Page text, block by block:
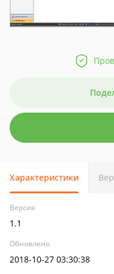
Характеристики
Версия
1.1
Обновлено
2018-10-27 03:30:38